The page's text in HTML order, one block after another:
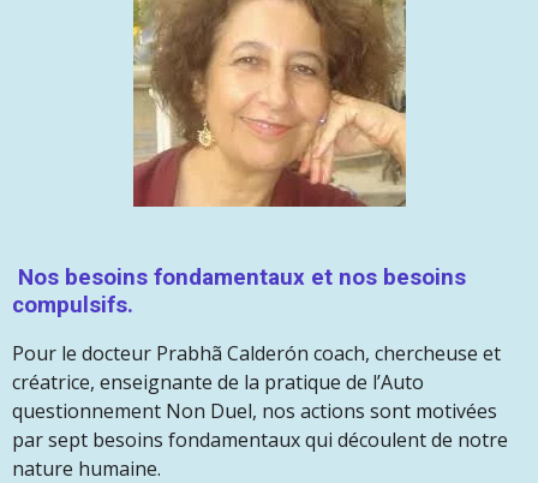
Nos besoins fondamentaux et nos besoins
compulsifs.
Pour le docteur Prabhã Calderón coach, chercheuse et
créatrice, enseignante de la pratique de l’Auto
questionnement Non Duel, nos actions sont motivées
par sept besoins fondamentaux qui découlent de notre
nature humaine.